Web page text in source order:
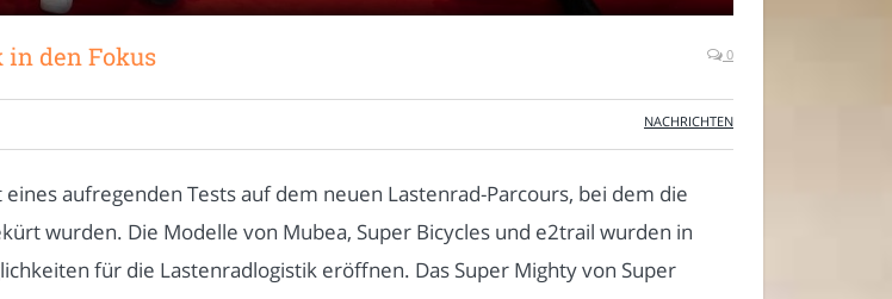
in den Fokus 0
NACHRICHTEN
aufregenden Tests auf dem neuen Lastenrad-Parcours, bei dem die
wurden. Die Modelle von Mubea, Super Bicycles und e2trail wurden in
für die Lastenradlogistik eröffnen. Das Super Mighty von Super